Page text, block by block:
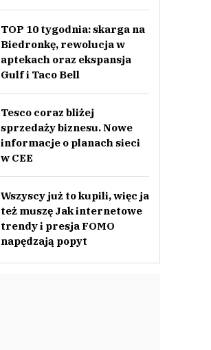
TOP 10 tygodnia: skarga na
Biedronkę, rewolucja w
aptekach oraz ekspansja
Gulf i Taco Bell
Tesco coraz bliżej
sprzedaży biznesu. Nowe
informacje o planach sieci
w CEE
Wszyscy już to kupili, więc ja
też muszę Jak internetowe
trendy i presja FOMO
napędzają popyt